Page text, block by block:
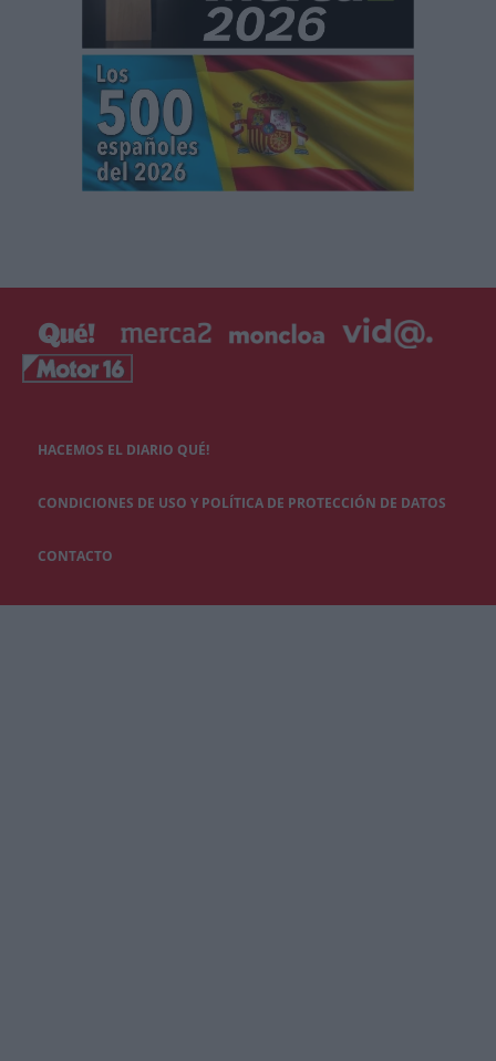
HACEMOS EL DIARIO QUÉ!
CONDICIONES DE USO Y POLÍTICA DE PROTECCIÓN DE DATOS
CONTACTO